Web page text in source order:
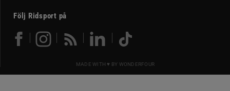
Följ Ridsport på
MADE WITH ♥ BY WONDERFOUR